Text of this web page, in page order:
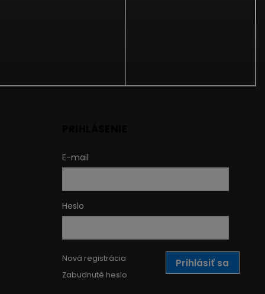
E-mail
Heslo
Prihlásiť sa
Nová registrácia
Zabudnuté heslo